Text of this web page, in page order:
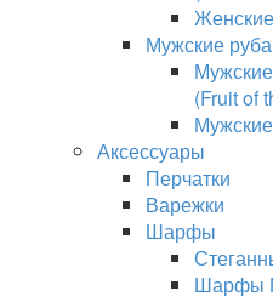
Мужские
(Fruit of
Аксессуары
Перчатки
Варежки
Шарфы
Шарфы